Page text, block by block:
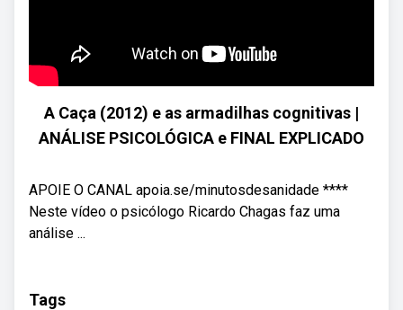
A Caça (2012) e as armadilhas cognitivas |
ANÁLISE PSICOLÓGICA e FINAL EXPLICADO
APOIE O CANAL apoia.se/minutosdesanidade ****
Neste vídeo o psicólogo Ricardo Chagas faz uma
análise ...
Tags